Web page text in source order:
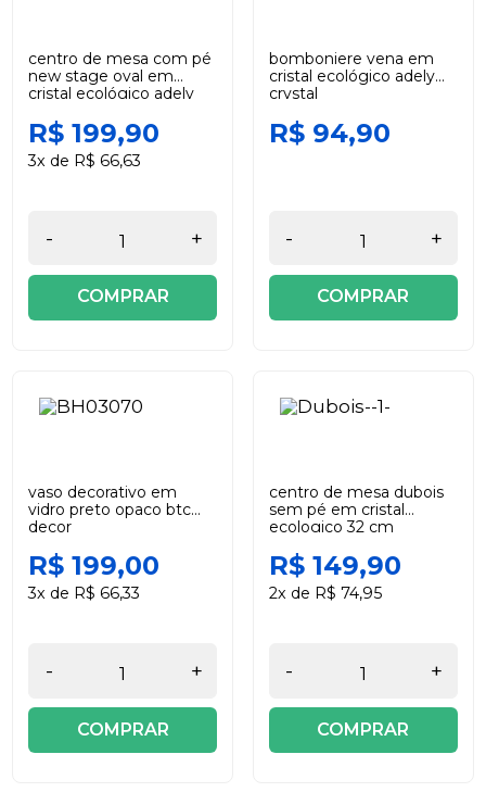
centro de mesa com pé
new stage oval em
cristal ecológico adely
R$ 199,90
3x de R$ 66,63
- +
COMPRAR
bomboniere vena em
cristal ecológico adely
crystal
R$ 94,90
- +
COMPRAR
vaso decorativo em
vidro preto opaco btc
decor
R$ 199,00
3x de R$ 66,33
- +
COMPRAR
centro de mesa dubois
sem pé em cristal
ecologico 32 cm
R$ 149,90
2x de R$ 74,95
- +
COMPRAR